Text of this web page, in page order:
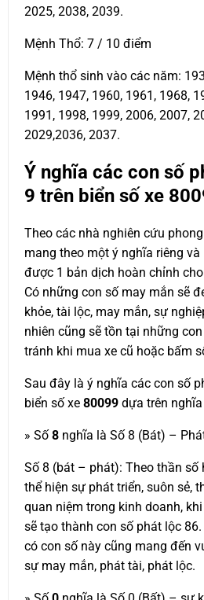
2025, 2038, 2039.
Mệnh Thổ: 7 / 10 điểm
Mệnh thổ sinh vào các năm:
1946, 1947, 1960, 1961, 1968,
1991, 1998, 1999, 2006, 2007,
2029,2036, 2037.
Ý nghĩa các con số
9 trên biển số xe
Theo các nhà nghiên cứu
mang theo một ý nghĩa riêng
được 1 bản dịch hoàn chỉnh
Có những con số may mắn sẽ
khỏe, tài lộc, may mắn, sự
nhiên cũng sẽ tồn tại những
tránh khi mua xe cũ hoặc bấm
Sau đây là ý nghĩa các con số
biển số xe 80099 dựa trên
» Số8 nghĩa là Số 8 (Bát) –
Số 8 (bát – phát): Theo thần số
thể hiện sự phát triển, suôn sẻ,
quan niệm trong kinh doanh,
sẽ tạo thành con số phát lộc
có con số này cũng mang đến
sự may mắn, phát tài, phát lộc.